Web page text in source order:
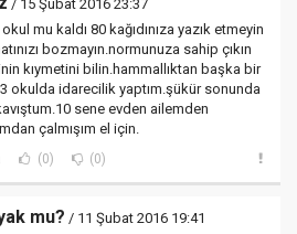
/ 15 Şubat 2016 23:37
mu kaldı 80 kağıdınıza yazık etmeyin
bozmayın.normunuza sahip çıkın
kıymetini bilin.hammallıktan başka bir
okulda idarecilik yaptım.şükür sonunda
sene evden ailemden
çalmışım el için.
(0) (0)
mu? / 11 Şubat 2016 19:41